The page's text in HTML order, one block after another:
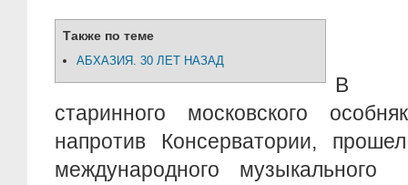
Также по теме
АБХАЗИЯ. 30 ЛЕТ НАЗАД
В
старинного московского
напротив Консерватории,
международного